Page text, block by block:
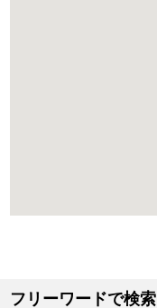
フリーワードで検索